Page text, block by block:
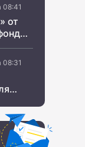
08:41
от
08:31